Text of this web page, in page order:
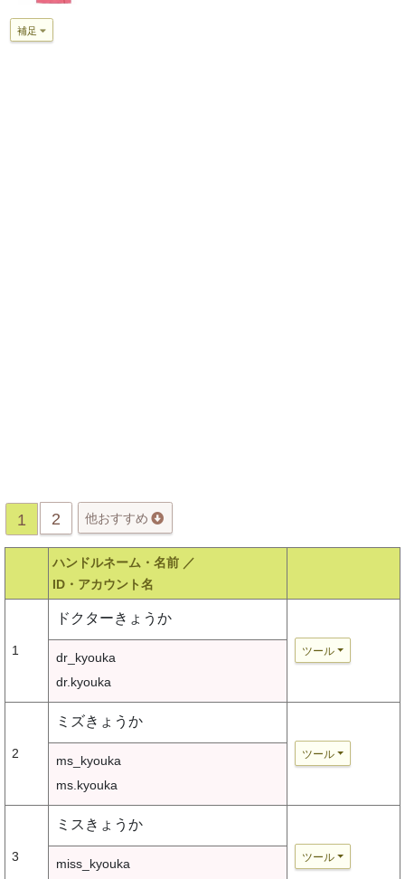
補足
1 2 他おすすめ
ハンドルネーム・名前 ／
ID・アカウント名
1
ドクターきょうか
ツール
dr_kyouka
dr.kyouka
2
ミズきょうか
ツール
ms_kyouka
ms.kyouka
3
ミスきょうか
ツール
miss_kyouka